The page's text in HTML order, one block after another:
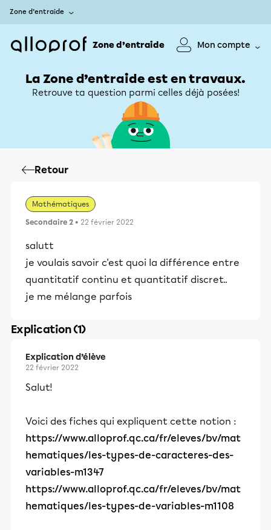
Zone d’entraide
Zone d’entraide Mon compte
La Zone d’entraide est en travaux.
Retrouve ta question parmi celles déjà posées!
Retour
Mathématiques
Secondaire 2 • 22 février 2022
salutt
je voulais savoir c'est quoi la différence entre
quantitatif continu et quantitatif discret..
je me mélange parfois
Explication (1)
Explication d’élève
22 février 2022
Salut!
Voici des fiches qui expliquent cette notion :
https://www.alloprof.qc.ca/fr/eleves/bv/mat
hematiques/les-types-de-caracteres-des-
variables-m1347
https://www.alloprof.qc.ca/fr/eleves/bv/mat
hematiques/les-types-de-variables-m1108